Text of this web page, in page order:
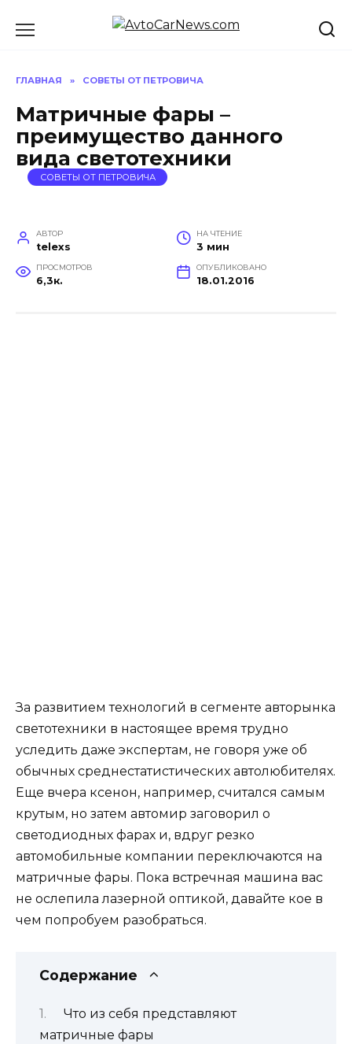
ГЛАВНАЯ » СОВЕТЫ ОТ ПЕТРОВИЧА
Матричные фары –
преимущество данного
вида светотехники
СОВЕТЫ ОТ ПЕТРОВИЧА
АВТОР
telexs
НА ЧТЕНИЕ
3 мин
ПРОСМОТРОВ
6,3к.
ОПУБЛИКОВАНО
18.01.2016
За развитием технологий в сегменте авторынка
светотехники в настоящее время трудно
уследить даже экспертам, не говоря уже об
обычных среднестатистических автолюбителях.
Еще вчера ксенон, например, считался самым
крутым, но затем автомир заговорил о
светодиодных фарах и, вдруг резко
автомобильные компании переключаются на
матричные фары. Пока встречная машина вас
не ослепила лазерной оптикой, давайте кое в
чем попробуем разобраться.
Содержание
Что из себя представляют
матричные фары